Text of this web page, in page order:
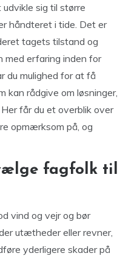
sig til større
håndteret i tide. Det er
tagets tilstand og
med erfaring inden for
du mulighed for at få
kan rådgive om løsninger,
får du et overblik over
opmærksom på, og
fagfolk til
vind og vejr og bør
utætheder eller revner,
yderligere skader på